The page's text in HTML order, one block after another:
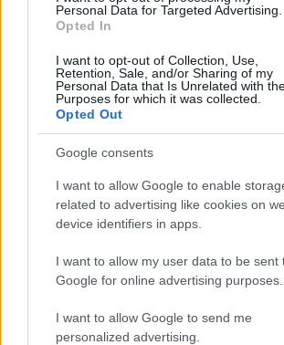
Personal Data for Targeted Advertising.
Opted In
I want to opt-out of Collection, Use,
Retention, Sale, and/or Sharing of my
Personal Data that Is Unrelated with
Purposes for which it was collected.
Opted Out
Google consents
I want to allow Google to enable
related to advertising like cookies on
device identifiers in apps.
I want to allow my user data to be sent
Google for online advertising purposes.
I want to allow Google to send me
personalized advertising.
Az eljárás után a szemek
válnak. A metszéseket finoman, a
ráncok mentén végzik, így a
harmóniájára is pozitívan hat. Az